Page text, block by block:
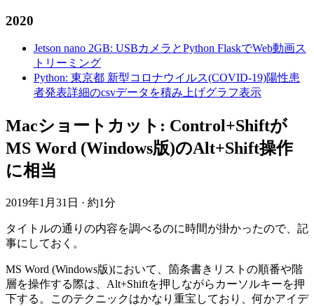
2020
Jetson nano 2GB: USBカメラとPython FlaskでWeb動画ス
トリーミング
Python: 東京都 新型コロナウイルス(COVID-19)陽性患
者発表詳細のcsvデータを積み上げグラフ表示
Macショートカット: Control+Shiftが
MS Word (Windows版)のAlt+Shift操作
に相当
2019年1月31日 · 約1分
タイトルの通りの内容を調べるのに時間が掛かったので、記
事にしておく。
MS Word (Windows版)において、箇条書きリストの順番や階
層を操作する際は、Alt+Shiftを押しながらカーソルキーを押
下する。このテクニックはかなり重宝しており、何かアイデ